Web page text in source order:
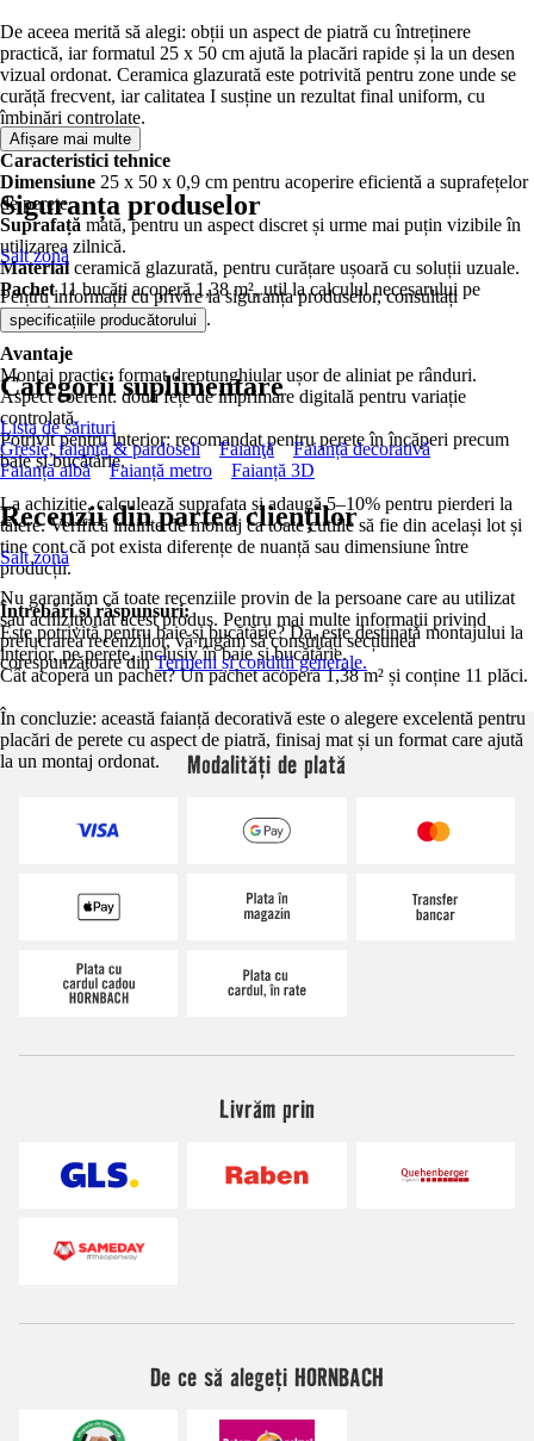
De aceea merită să alegi: obții un aspect de piatră cu întreținere
practică, iar formatul 25 x 50 cm ajută la placări rapide și la un desen
vizual ordonat. Ceramica glazurată este potrivită pentru zone unde se
curăță frecvent, iar calitatea I susține un rezultat final uniform, cu
îmbinări controlate.
Caracteristici tehnice
Dimensiune 25 x 50 x 0,9 cm pentru acoperire eficientă a suprafețelor
de perete.
Suprafață mată, pentru un aspect discret și urme mai puțin vizibile în
utilizarea zilnică.
Material ceramică glazurată, pentru curățare ușoară cu soluții uzuale.
Pachet11 bucăți acoperă 1,38 m², util la calculul necesarului pe
proiect.
Avantaje
Montaj practic: format dreptunghiular ușor de aliniat pe rânduri.
Aspect coerent: două fețe de imprimare digitală pentru variație
controlată.
Potrivit pentru interior: recomandat pentru perete în încăperi precum
baie și bucătărie.
La achiziție, calculează suprafața și adaugă 5–10% pentru pierderi la
tăiere. Verifică înainte de montaj ca toate cutiile să fie din același lot și
ține cont că pot exista diferențe de nuanță sau dimensiune între
producții.
Întrebări și răspunsuri:
Este potrivită pentru baie și bucătărie? Da, este destinată montajului la
interior, pe perete, inclusiv în baie și bucătărie.
Cât acoperă un pachet? Un pachet acoperă 1,38 m² și conține 11 plăci.
În concluzie: această faianță decorativă este o alegere excelentă pentru
placări de perete cu aspect de piatră, finisaj mat și un format care ajută
la un montaj ordonat.
Afișare mai multe
Siguranța produselor
Salt zonă
Pentru informații cu privire la siguranța produselor, consultați
specificațiile producătorului .
Categorii suplimentare
Lista de sărituri
Gresie, faianță & pardoseli
Faianţă
Faianță decorativă
Faianță albă
Faianță metro Faianță 3D
Recenzii din partea clienților
Salt zonă
Nu garantăm că toate recenziile provin de la persoane care au utilizat
sau achiziționat acest produs. Pentru mai multe informații privind
prelucrarea recenziilor, vă rugăm să consultați secțiunea
corespunzătoare dinTermeni și condiții generale.
Modalități de plată
Livrăm prin
De ce să alegeți HORNBACH